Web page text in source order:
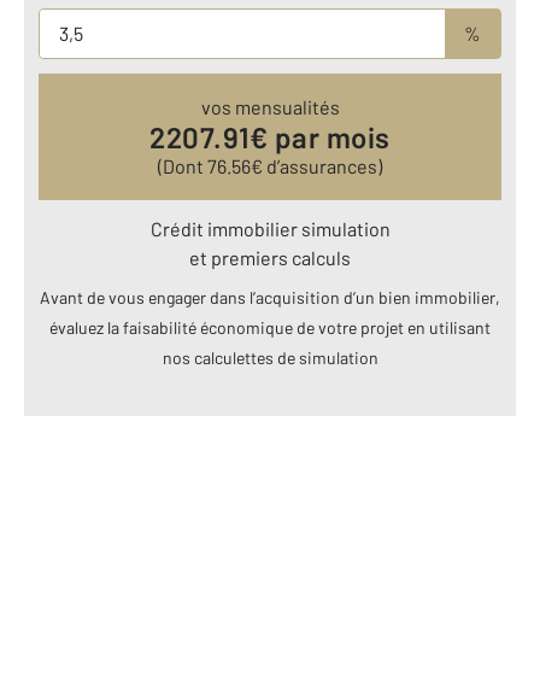
%
vos mensualités
2207.91€ par mois
(Dont 76.56€ d’assurances)
Crédit immobilier simulation
et premiers calculs
Avant de vous engager dans l’acquisition d’un bien immobilier,
évaluez la faisabilité économique de votre projet en utilisant
nos calculettes de simulation